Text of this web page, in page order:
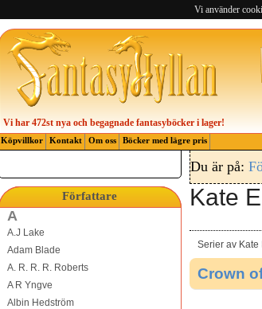
Vi använder
Vi har 472st nya och begagnade fantasyböcker i lager!
Köpvillkor Kontakt Om oss Böcker med lägre pris
Författare
A
A.J Lake
Adam Blade
A. R. R. R. Roberts
A R Yngve
Albin Hedström
Du är på:
Kate
Serier av Kate
Crown